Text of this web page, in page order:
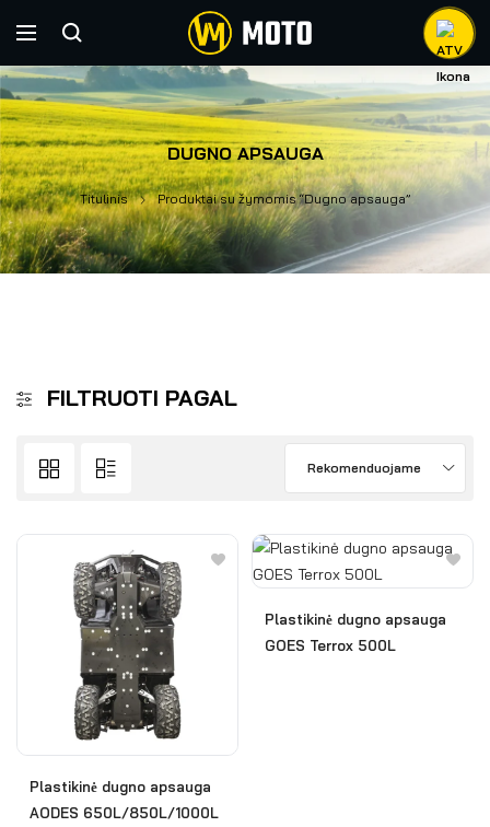
DUGNO APSAUGA
Titulinis Produktai su žymomis “Dugno apsauga”
FILTRUOTI PAGAL
Rekomenduojame
Plastikinė dugno apsauga
AODES 650L/850L/1000L
Plastikinė dugno apsauga
GOES Terrox 500L